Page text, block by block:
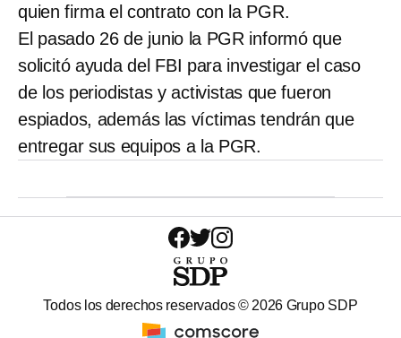
quien firma el contrato con la PGR.
El pasado 26 de junio la PGR informó que
solicitó ayuda del FBI para investigar el caso
de los periodistas y activistas que fueron
espiados, además las víctimas tendrán que
entregar sus equipos a la PGR.
Todos los derechos reservados © 2026 Grupo SDP